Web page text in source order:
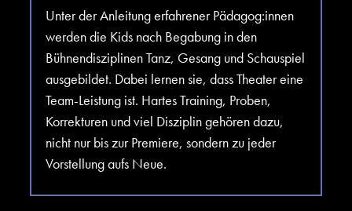
Unter der Anleitung erfahrener Pädagog:innen
werden die Kids nach Begabung in den
Bühnendisziplinen Tanz, Gesang und Schauspiel
ausgebildet. Dabei lernen sie, dass Theater eine
Team-Leistung ist. Hartes Training, Proben,
Korrekturen und viel Disziplin gehören dazu,
nicht nur bis zur Premiere, sondern zu jeder
Vorstellung aufs Neue.